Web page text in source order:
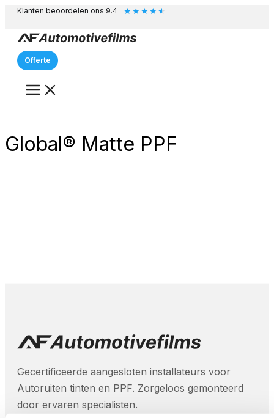
inhoud
Klanten beoordelen ons 9.4 ★★★★★
Offerte
Global® Matte PPF
Gecertificeerde aangesloten installateurs voor
Autoruiten tinten en PPF. Zorgeloos gemonteerd
door ervaren specialisten.